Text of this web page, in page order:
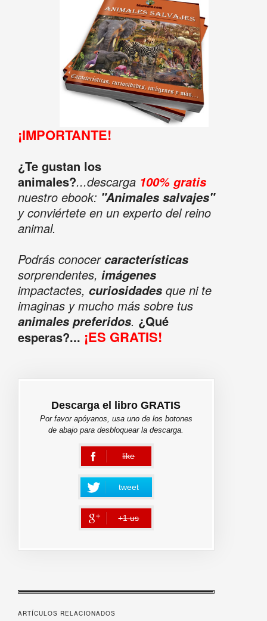
¡IMPORTANTE!
¿Te gustan los
animales?...descarga 100% gratis
nuestro ebook: "Animales salvajes"
y conviértete en un experto del reino
animal.
Podrás conocercaracterísticas
sorprendentes, imágenes
impactactes, curiosidadesque ni te
imaginas y mucho más sobre tus
animales preferidos. ¿Qué
esperas?... ¡ES GRATIS!
Descarga el libro GRATIS
Por favor apóyanos, usa uno de los botones
de abajo para desbloquear la descarga.
like
error
tweet
+1 us
error
ARTÍCULOS RELACIONADOS